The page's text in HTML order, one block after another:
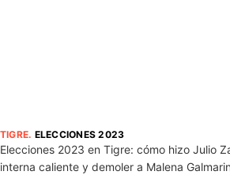
TIGRE. ELECCIONES 2023
Elecciones 2023 en Tigre: cómo hizo Julio
interna caliente y demoler a Malena